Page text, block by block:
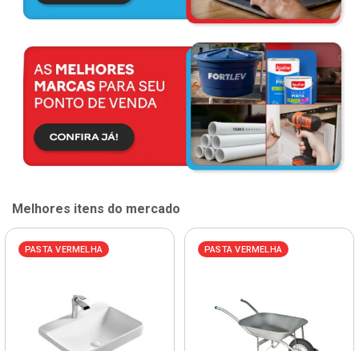
Melhores itens do mercado
PASTA VERMELHA PASTA VERMELHA